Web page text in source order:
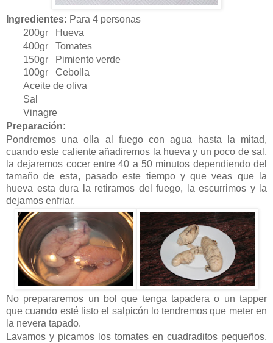
Ingredientes: Para 4 personas
200gr Hueva
400gr Tomates
150gr Pimiento verde
100gr Cebolla
Aceite de oliva
Sal
Vinagre
Preparación:
Pondremos una olla al fuego con agua hasta la mitad,
cuando este caliente añadiremos la hueva y un poco de sal,
la dejaremos cocer entre 40 a 50 minutos dependiendo del
tamaño de esta, pasado este tiempo y que veas que la
hueva esta dura la retiramos del fuego, la escurrimos y la
dejamos enfriar.
No prepararemos un bol que tenga tapadera o un tapper
que cuando esté listo el salpicón lo tendremos que meter en
la nevera tapado.
Lavamos y picamos los tomates en cuadraditos pequeños,